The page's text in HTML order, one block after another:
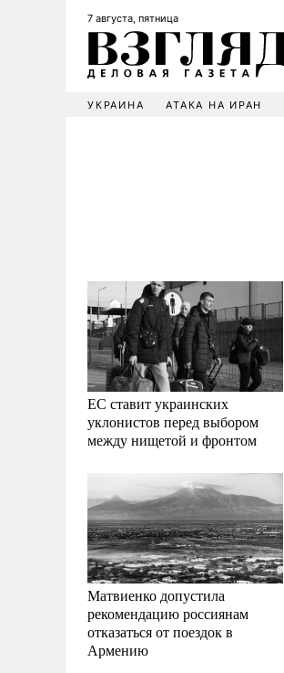
7 августа, пятница
УКРАИНА АТАКА НА ИРАН
ЕС ставит украинских
уклонистов перед выбором
между нищетой и фронтом
Матвиенко допустила
рекомендацию россиянам
отказаться от поездок в
Армению